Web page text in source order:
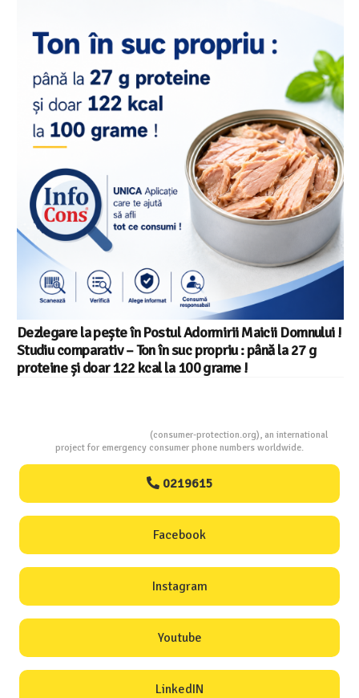
Salariul minim in Europa in 2026 – Romania pe locul 20
din 22 in UE
(consumer-protection.org), an international
project for emergency consumer phone numbers worldwide.
0219615
Facebook
Instagram
Youtube
LinkedIN